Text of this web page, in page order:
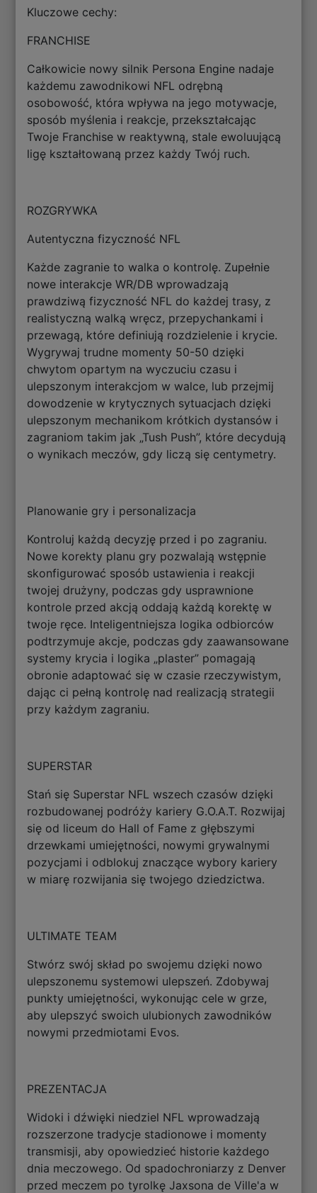
Kluczowe cechy:
FRANCHISE
Całkowicie nowy silnik Persona Engine nadaje
każdemu zawodnikowi NFL odrębną
osobowość, która wpływa na jego motywacje,
sposób myślenia i reakcje, przekształcając
Twoje Franchise w reaktywną, stale ewoluującą
ligę kształtowaną przez każdy Twój ruch.
ROZGRYWKA
Autentyczna fizyczność NFL
Każde zagranie to walka o kontrolę. Zupełnie
nowe interakcje WR/DB wprowadzają
prawdziwą fizyczność NFL do każdej trasy, z
realistyczną walką wręcz, przepychankami i
przewagą, które definiują rozdzielenie i krycie.
Wygrywaj trudne momenty 50-50 dzięki
chwytom opartym na wyczuciu czasu i
ulepszonym interakcjom w walce, lub przejmij
dowodzenie w krytycznych sytuacjach dzięki
ulepszonym mechanikom krótkich dystansów i
zagraniom takim jak „Tush Push”, które decydują
o wynikach meczów, gdy liczą się centymetry.
Planowanie gry i personalizacja
Kontroluj każdą decyzję przed i po zagraniu.
Nowe korekty planu gry pozwalają wstępnie
skonfigurować sposób ustawienia i reakcji
twojej drużyny, podczas gdy usprawnione
kontrole przed akcją oddają każdą korektę w
twoje ręce. Inteligentniejsza logika odbiorców
podtrzymuje akcje, podczas gdy zaawansowane
systemy krycia i logika „plaster” pomagają
obronie adaptować się w czasie rzeczywistym,
dając ci pełną kontrolę nad realizacją strategii
przy każdym zagraniu.
SUPERSTAR
Stań się Superstar NFL wszech czasów dzięki
rozbudowanej podróży kariery G.O.A.T. Rozwijaj
się od liceum do Hall of Fame z głębszymi
drzewkami umiejętności, nowymi grywalnymi
pozycjami i odblokuj znaczące wybory kariery
w miarę rozwijania się twojego dziedzictwa.
ULTIMATE TEAM
Stwórz swój skład po swojemu dzięki nowo
ulepszonemu systemowi ulepszeń. Zdobywaj
punkty umiejętności, wykonując cele w grze,
aby ulepszyć swoich ulubionych zawodników
nowymi przedmiotami Evos.
PREZENTACJA
Widoki i dźwięki niedziel NFL wprowadzają
rozszerzone tradycje stadionowe i momenty
transmisji, aby opowiedzieć historie każdego
dnia meczowego. Od spadochroniarzy z Denver
przed meczem po tyrolkę Jaxsona de Ville'a w